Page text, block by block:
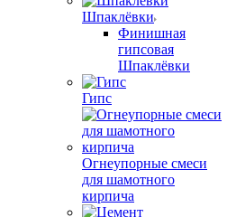
Шпаклёвки
Финишная
гипсовая
Шпаклёвки
Гипс
Огнеупорные смеси
для шамотного
кирпича